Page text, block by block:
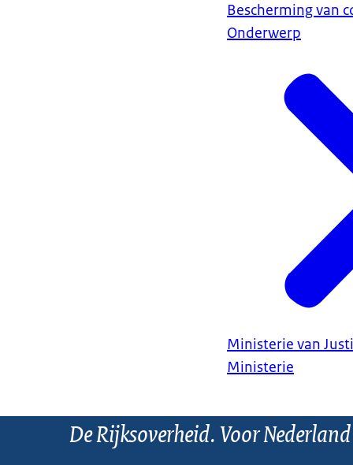
Bescherming van
Onderwerp
Ministerie van
Ministerie
De Rijksoverheid. Voor Nederland